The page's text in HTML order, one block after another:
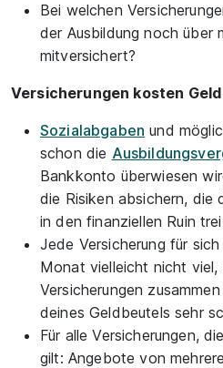
Bei welchen
der Ausbildung noch über
mitversichert?
Versicherungen kosten Geld
Sozialabgaben und
schon die
Bankkonto überwiesen
die Risiken absichern, die
in den finanziellen Ruin
Jede Versicherung für
Monat vielleicht nicht viel,
Versicherungen
deines Geldbeutels sehr
Für alle Versicherungen,
gilt: Angebote von